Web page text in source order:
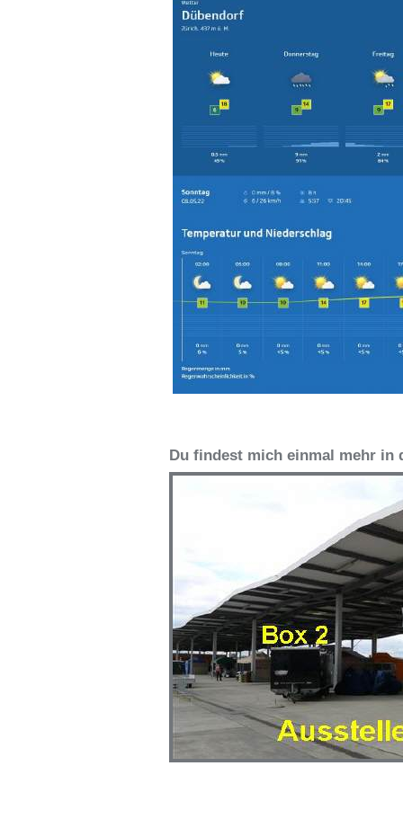
Du findest mich einmal mehr in